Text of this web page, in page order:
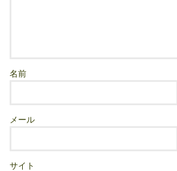
名前
メール
サイト